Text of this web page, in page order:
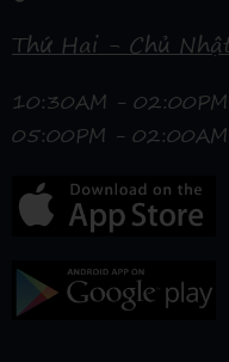
Thứ Hai - Chủ
10:30AM - 02:00PM
05:00PM - 02:00AM